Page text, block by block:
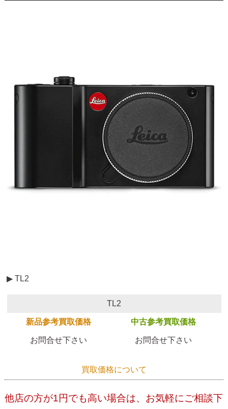
▶ TL2
TL2
新品参考買取価格 中古参考買取価格
お問合せ下さい お問合せ下さい
買取価格について
他店の方が1円でも高い場合は、お気軽にご相談下